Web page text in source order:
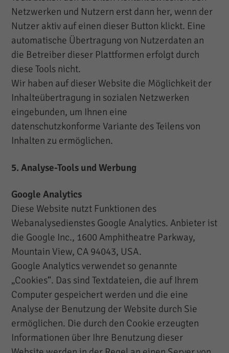
Netzwerken und Nutzern erst dann her, wenn der
Nutzer aktiv auf einen dieser Button klickt. Eine
automatische Übertragung von Nutzerdaten an
die Betreiber dieser Plattformen erfolgt durch
diese Tools nicht.
Wir haben auf dieser Website die Möglichkeit der
Inhalteübertragung in sozialen Netzwerken
eingebunden, um Ihnen eine
datenschutzkonforme Variante des Teilens von
Inhalten zu ermöglichen.
5. Analyse-Tools und Werbung
Google Analytics
Diese Website nutzt Funktionen des
Webanalysedienstes Google Analytics. Anbieter ist
die Google Inc., 1600 Amphitheatre Parkway,
Mountain View, CA 94043, USA.
Google Analytics verwendet so genannte
„Cookies“. Das sind Textdateien, die auf Ihrem
Computer gespeichert werden und die eine
Analyse der Benutzung der Website durch Sie
ermöglichen. Die durch den Cookie erzeugten
Informationen über Ihre Benutzung dieser